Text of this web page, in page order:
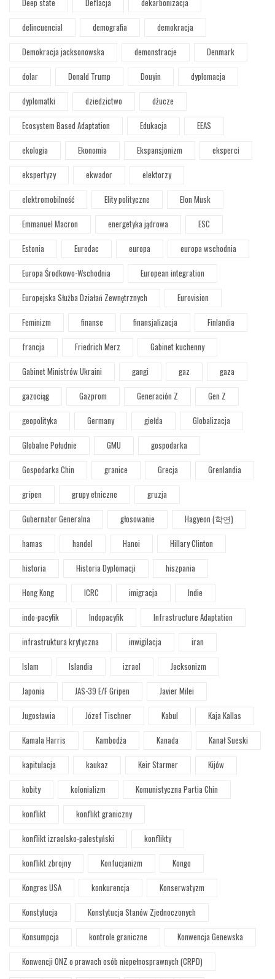
Deep state Deflacja
dekarbonizacja
delincuencial
demografia
demokracja
Demokracja jacksonowska
demonstracje
Denmark
dolar
Donald Trump Douyin
dyplomacja
dyplomatki
dziedzictwo
dżucze
Ecosystem Based Adaptation
Edukacja
EEAS
ekologia
Ekonomia Ekspansjonizm
eksperci
ekspertyzy
ekwador
elektorzy
elektromobilność
Elity polityczne
Elon Musk
Emmanuel Macron
energetyka jądrowa
ESC
Estonia
Eurodac europa
europa wschodnia
Europa Środkowo-Wschodnia
European integration
Europejska Służba Działań Zewnętrznych
Eurovision
Feminizm
finanse finansjalizacja
Finlandia
francja
Friedrich Merz
Gabinet kuchenny
Gabinet Ministrów Ukraini
gangi gaz
gaza
gazociąg
Gazprom Generación Z
Gen Z
geopolityka
Germany giełda
Globalizacja
Globalne Południe
GMU
gospodarka
Gospodarka Chin
granice Grecja
Grenlandia
gripen
grupy etniczne
gruzja
Gubernator Generalna
głosowanie
Hagyeon (학연)
hamas
handel Hanoi
Hillary Clinton
historia
Historia Dyplomacji
hiszpania
Hong Kong
ICRC imigracja
Indie
indo-pacyfik
Indopacyfik
Infrastructure Adaptation
infrastruktura krytyczna
inwigilacja
iran
Islam
Islandia izrael
Jacksonizm
Japonia
JAS-39 E/F Gripen
Javier Milei
Jugosławia
Józef Tischner Kabul
Kaja Kallas
Kamala Harris
Kambodża Kanada
Kanał Sueski
kapitulacja
kaukaz Keir Starmer
Kijów
kobity
kolonializm
Komunistyczna Partia Chin
konflikt
konflikt graniczny
konflikt izraelsko-palestyński
konflikty
konflikt zbrojny
Konfucjanizm
Kongo
Kongres USA
konkurencja
Konserwatyzm
Konstytucja
Konstytucja Stanów Zjednoczonych
Konsumpcja
kontrole graniczne
Konwencja Genewska
Konwencji ONZ o prawach osób niepełnosprawnych (CRPD)